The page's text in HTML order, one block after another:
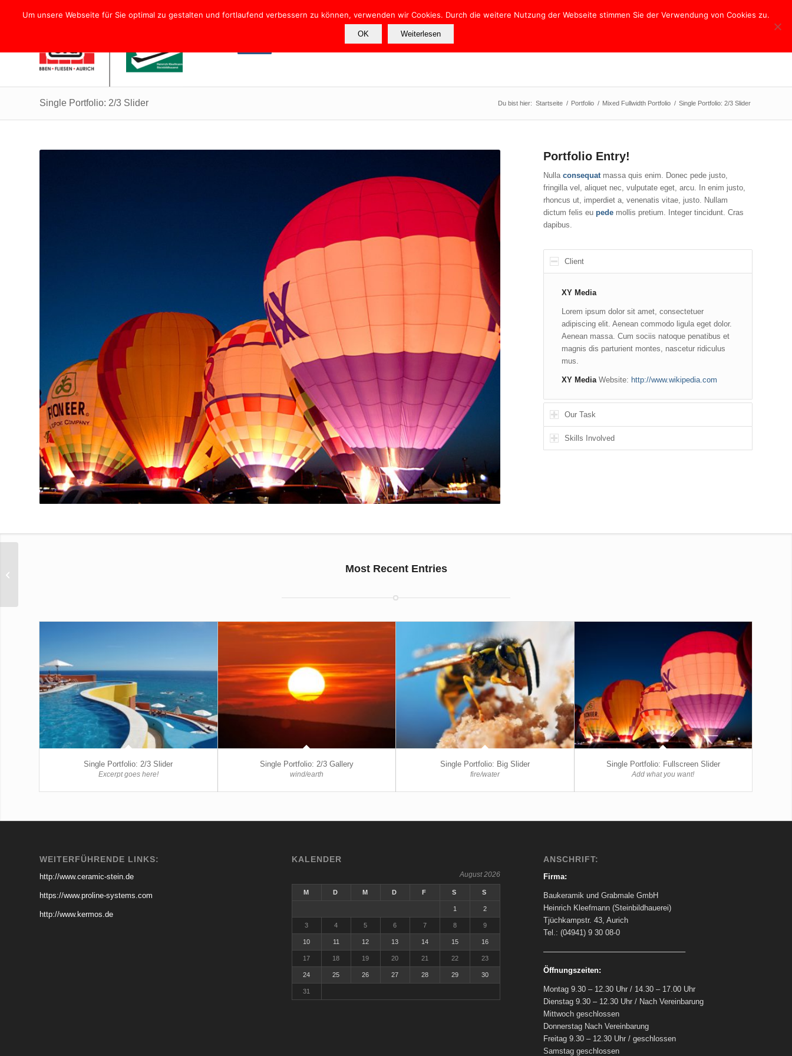
Rundgang Treppen Fliesen
Single Portfolio: 2/3 Slider Du bist hier: Startseite / Portfolio / Mixed Fullwidth Portfolio / Single Portfolio: 2/3 Slider
Portfolio Entry!
Nullaconsequatmassa quis enim. Donec pede justo,
fringilla vel, aliquet nec, vulputate eget, arcu. In enim justo,
rhoncus ut, imperdiet a, venenatis vitae, justo. Nullam
dictum felis eupede mollis pretium. Integer tincidunt. Cras
dapibus.
Client
XY Media
Lorem ipsum dolor sit amet, consectetuer
adipiscing elit. Aenean commodo ligula eget dolor.
Aenean massa. Cum sociis natoque penatibus et
magnis dis parturient montes, nascetur ridiculus
mus.
XY MediaWebsite: http://www.wikipedia.com
Our Task
Skills Involved
Most Recent Entries
Single Portfolio: 2/3 Slider
Excerpt goes here!
Single Portfolio: 2/3 Gallery
wind/earth
Single Portfolio: Big Slider
fire/water
Single Portfolio: Fullscreen Slider
Add what you want!
WEITERFÜHRENDE LINKS:
http://www.ceramic-stein.de
https://www.proline-systems.com
http://www.kermos.de
KALENDER
August 2026
M D M D F S S
1 2
3 4 5 6 7 8 9
10 11 12 13 14 15 16
17 18 19 20 21 22 23
24 25 26 27 28 29 30
31
ANSCHRIFT:
Firma:
Baukeramik und Grabmale GmbH
Heinrich Kleefmann (Steinbildhauerei)
Tjüchkampstr. 43, Aurich
Tel.: (04941) 9 30 08-0
——————————————————–
Öffnungszeiten:
Montag 9.30 – 12.30 Uhr / 14.30 – 17.00 Uhr
Dienstag 9.30 – 12.30 Uhr / Nach Vereinbarung
Mittwoch geschlossen
Donnerstag Nach Vereinbarung
Freitag 9.30 – 12.30 Uhr / geschlossen
Samstag geschlossen
Um unsere Webseite für Sie optimal zu gestalten und fortlaufend verbessern zu können, verwenden wir Cookies. Durch die weitere Nutzung der Webseite stimmen Sie der Verwendung von Cookies zu.
OK Weiterlesen